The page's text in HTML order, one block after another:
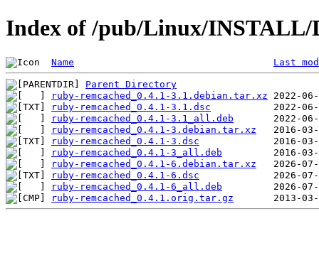
Index of /pub/Linux/INSTALL/
Name Last
Parent Directory
ruby-remcached_0.4.1-3.1.debian.tar.xz
ruby-remcached_0.4.1-3.1.dsc
ruby-remcached_0.4.1-3.1_all.deb
ruby-remcached_0.4.1-3.debian.tar.xz
ruby-remcached_0.4.1-3.dsc
ruby-remcached_0.4.1-3_all.deb
ruby-remcached_0.4.1-6.debian.tar.xz
ruby-remcached_0.4.1-6.dsc
ruby-remcached_0.4.1-6_all.deb
ruby-remcached_0.4.1.orig.tar.gz